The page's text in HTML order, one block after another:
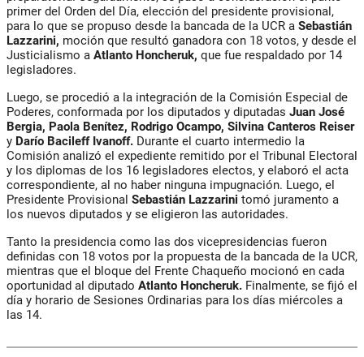
primer del Orden del Día, elección del presidente provisional,
para lo que se propuso desde la bancada de la UCR a Sebastián
Lazzarini, moción que resultó ganadora con 18 votos, y desde el
Justicialismo a Atlanto Honcheruk, que fue respaldado por 14
legisladores.
Luego, se procedió a la integración de la Comisión Especial de
Poderes, conformada por los diputados y diputadas Juan José
Bergia, Paola Benítez, Rodrigo Ocampo, Silvina Canteros Reiser
y Darío Bacileff Ivanoff. Durante el cuarto intermedio la
Comisión analizó el expediente remitido por el Tribunal Electoral
y los diplomas de los 16 legisladores electos, y elaboró el acta
correspondiente, al no haber ninguna impugnación. Luego, el
Presidente Provisional Sebastián Lazzarini tomó juramento a
los nuevos diputados y se eligieron las autoridades.
Tanto la presidencia como las dos vicepresidencias fueron
definidas con 18 votos por la propuesta de la bancada de la UCR,
mientras que el bloque del Frente Chaqueño mocionó en cada
oportunidad al diputado Atlanto Honcheruk. Finalmente, se fijó el
día y horario de Sesiones Ordinarias para los días miércoles a
las 14.